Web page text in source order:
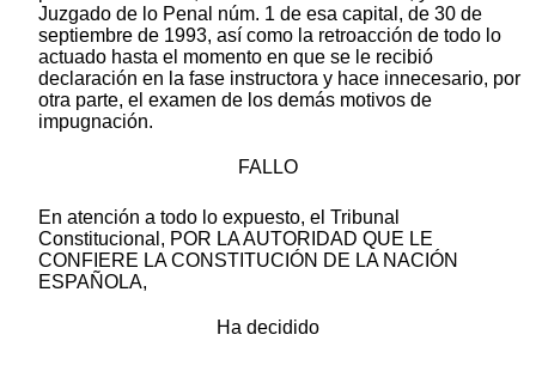
Juzgado de lo Penal núm. 1 de esa capital, de 30 de
septiembre de 1993, así como la retroacción de todo lo
actuado hasta el momento en que se le recibió
declaración en la fase instructora y hace innecesario, por
otra parte, el examen de los demás motivos de
impugnación.
FALLO
En atención a todo lo expuesto, el Tribunal
Constitucional, POR LA AUTORIDAD QUE LE
CONFIERE LA CONSTITUCIÓN DE LA NACIÓN
ESPAÑOLA,
Ha decidido